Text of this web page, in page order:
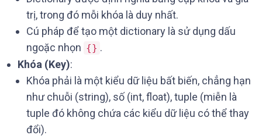
trị, trong đó mỗi khóa là duy nhất.
Cú pháp để tạo một dictionary là sử dụng dấu
ngoặc nhọn {} .
Khóa (Key):
Khóa phải là một kiểu dữ liệu bất biến, chẳng hạn
như chuỗi (string), số (int, float), tuple (miễn là
tuple đó không chứa các kiểu dữ liệu có thể thay
đổi).